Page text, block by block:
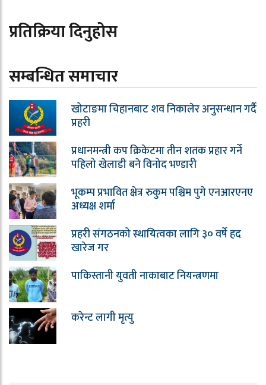
प्रतिक्रिया दिनुहोस
सम्बन्धित समाचार
खोटाङमा चिहानबाट शव निकालेर अनुसन्धान गर्दै
प्रहरी
प्रधानमन्त्री कप क्रिकेटमा तीन शतक प्रहार गर्ने
पहिलो खेलाडी बने विनोद भण्डारी
भूकम्प प्रभावित क्षेत्र रुकुम पश्चिम पुगे एनआरएनए
अध्यक्ष शर्मा
प्रहरी संगठनको स्थायित्वका लागि ३० वर्षे हद
खारेज गर
पाकिस्तानी युवती नाकाबाट नियन्त्रणमा
करेन्ट लागी मृत्यु